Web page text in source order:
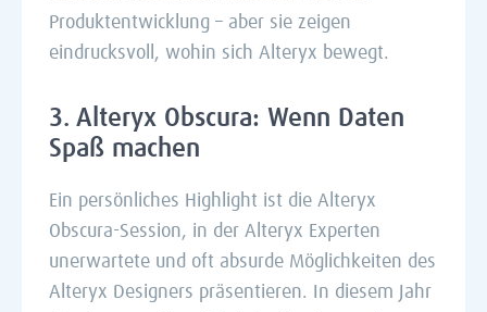
Produktentwicklung – aber sie zeigen
eindrucksvoll, wohin sich Alteryx bewegt.
3. Alteryx Obscura: Wenn Daten
Spaß machen
Ein persönliches Highlight ist die Alteryx
Obscura-Session, in der Alteryx Experten
unerwartete und oft absurde Möglichkeiten des
Alteryx Designers präsentieren. In diesem Jahr